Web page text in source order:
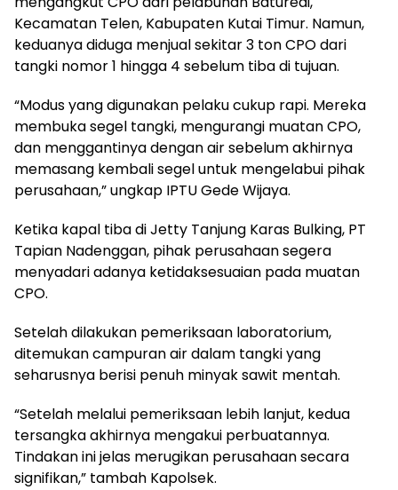
Kecamatan Telen, Kabupaten Kutai Timur. Namun,
keduanya diduga menjual sekitar 3 ton CPO dari
tangki nomor 1 hingga 4 sebelum tiba di tujuan.
“Modus yang digunakan pelaku cukup rapi. Mereka
membuka segel tangki, mengurangi muatan CPO,
dan menggantinya dengan air sebelum akhirnya
memasang kembali segel untuk mengelabui pihak
perusahaan,” ungkap IPTU Gede Wijaya.
Ketika kapal tiba di Jetty Tanjung Karas Bulking, PT
Tapian Nadenggan, pihak perusahaan segera
menyadari adanya ketidaksesuaian pada muatan
CPO.
Setelah dilakukan pemeriksaan laboratorium,
ditemukan campuran air dalam tangki yang
seharusnya berisi penuh minyak sawit mentah.
“Setelah melalui pemeriksaan lebih lanjut, kedua
tersangka akhirnya mengakui perbuatannya.
Tindakan ini jelas merugikan perusahaan secara
signifikan,” tambah Kapolsek.